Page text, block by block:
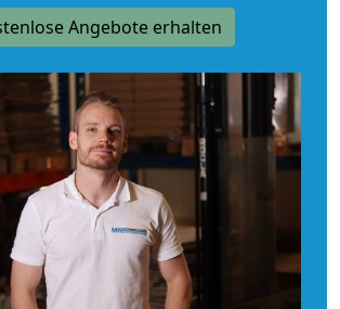
Angebote erhalten